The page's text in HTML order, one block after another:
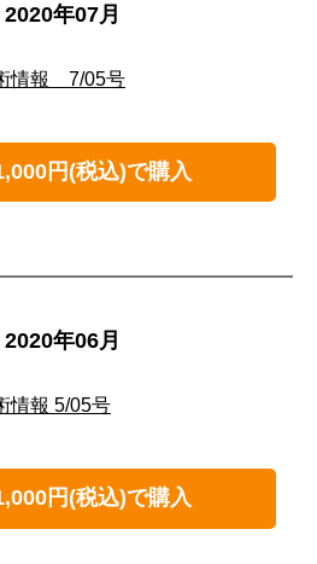
2020年07月
情報 7/05号
円(税込)で購入
2020年06月
情報 5/05号
円(税込)で購入